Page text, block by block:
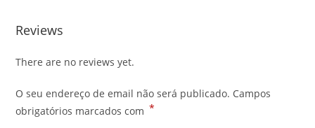
Reviews
There are no reviews yet.
O seu endereço de email não será publicado. Campos
obrigatórios marcados com *